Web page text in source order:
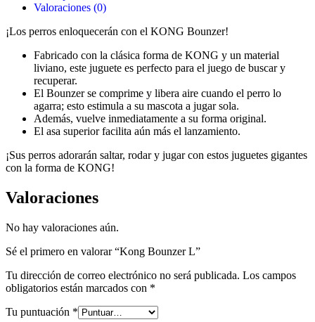
Valoraciones (0)
¡Los perros enloquecerán con el KONG Bounzer!
Fabricado con la clásica forma de KONG y un material
liviano, este juguete es perfecto para el juego de buscar y
recuperar.
El Bounzer se comprime y libera aire cuando el perro lo
agarra; esto estimula a su mascota a jugar sola.
Además, vuelve inmediatamente a su forma original.
El asa superior facilita aún más el lanzamiento.
¡Sus perros adorarán saltar, rodar y jugar con estos juguetes gigantes
con la forma de KONG!
Valoraciones
No hay valoraciones aún.
Sé el primero en valorar “Kong Bounzer L”
Tu dirección de correo electrónico no será publicada. Los campos
obligatorios están marcados con *
Tu puntuación *